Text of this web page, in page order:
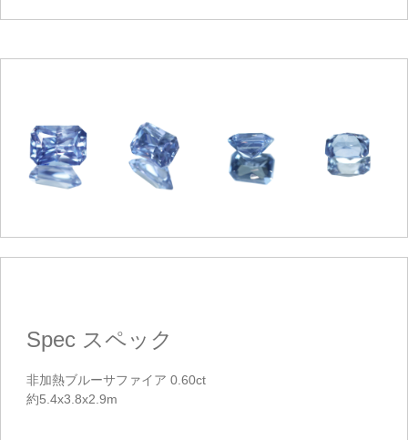
Spec スペック
非加熱ブルーサファイア 0.60ct
約5.4x3.8x2.9m
ご注文手続き
カートを見る